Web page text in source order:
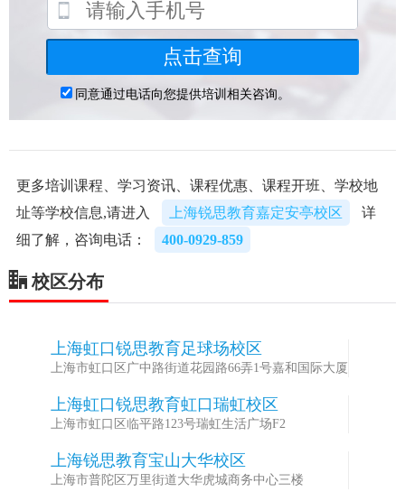
更多培训课程、学习资讯、课程优惠、课程开班、学校地
址等学校信息,请进入
上海锐思教育嘉定安亭校区
详
细了解，咨询电话：
400-0929-859
校区分布
上海虹口锐思教育足球场校区
上海市虹口区广中路街道花园路66弄1号嘉和国际大厦
上海虹口锐思教育虹口瑞虹校区
上海市虹口区临平路123号瑞虹生活广场F2
上海锐思教育宝山大华校区
上海市普陀区万里街道大华虎城商务中心三楼